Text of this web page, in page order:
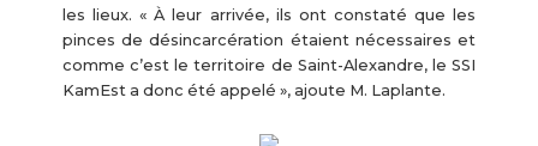
les lieux. « À leur arrivée, ils ont constaté que les
pinces de désincarcération étaient nécessaires et
comme c’est le territoire de Saint-Alexandre, le SSI
KamEst a donc été appelé », ajoute M. Laplante.